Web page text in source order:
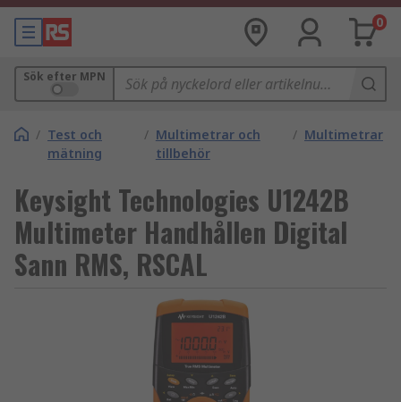
0
Sök efter MPN
/ Test och
mätning
/ Multimetrar och
tillbehör
/ Multimetrar
Keysight Technologies U1242B
Multimeter Handhållen Digital
Sann RMS, RSCAL